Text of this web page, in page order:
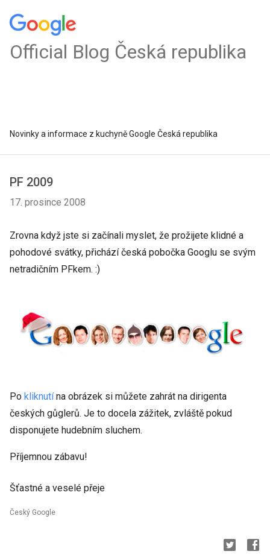
Official Blog Česká republika
Novinky a informace z kuchyně Google Česká republika
PF 2009
17. prosince 2008
Zrovna když jste si začínali myslet, že prožijete klidné a
pohodové svátky, přichází česká pobočka Googlu se svým
netradičním PFkem. :)
Po kliknutína obrázek si můžete zahrát na dirigenta
českých gůglerů. Je to docela zážitek, zvláště pokud
disponujete hudebním sluchem.
Příjemnou zábavu!
Šťastné a veselé přeje
Český Google